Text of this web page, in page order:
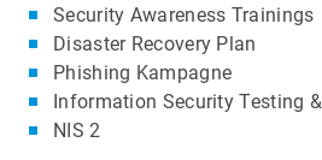
Security Awareness Trainings
Disaster Recovery Plan
Phishing Kampagne
Information Security Testing
NIS 2